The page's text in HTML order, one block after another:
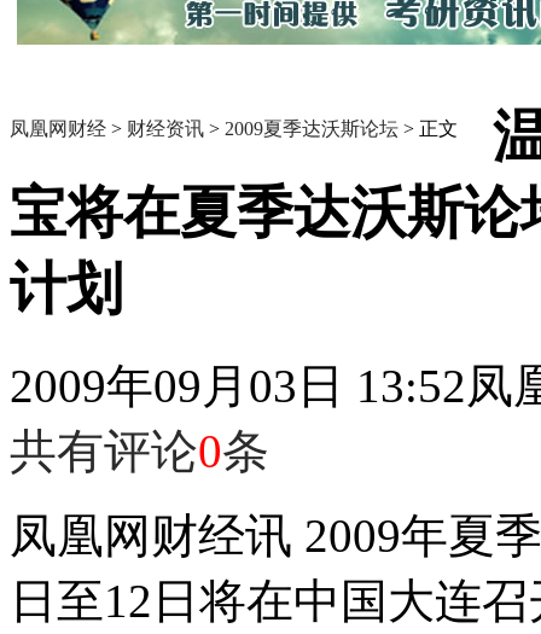
凤凰网财经 > 财经资讯 > 2009夏季达沃斯论坛 > 正文
宝将在夏季达沃斯
计划
2009年09月03日 13:52凤
共有评论0条
凤凰网财经讯 2009年夏季
日至12日将在中国大连